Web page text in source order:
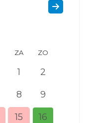
ZA ZO
1 2
8 9
15 16